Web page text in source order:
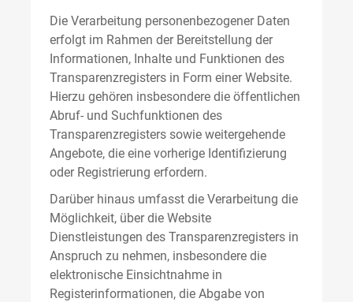
Die Verarbeitung personenbezogener Daten
erfolgt im Rahmen der Bereitstellung der
Informationen, Inhalte und Funktionen des
Transparenzregisters in Form einer Website.
Hierzu gehören insbesondere die öffentlichen
Abruf- und Suchfunktionen des
Transparenzregisters sowie weitergehende
Angebote, die eine vorherige Identifizierung
oder Registrierung erfordern.
Darüber hinaus umfasst die Verarbeitung die
Möglichkeit, über die Website
Dienstleistungen des Transparenzregisters in
Anspruch zu nehmen, insbesondere die
elektronische Einsichtnahme in
Registerinformationen, die Abgabe von